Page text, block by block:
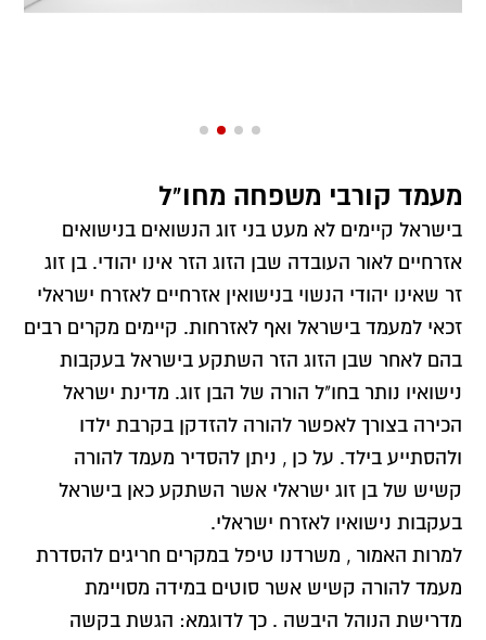
מעמד קורבי משפחה מחו"ל
בישראל קיימים לא מעט בני זוג הנשואים בנישואים
אזרחיים לאור העובדה שבן הזוג הזר אינו יהודי. בן זוג
זר שאינו יהודי הנשוי בנישואין אזרחיים לאזרח ישראלי
זכאי למעמד בישראל ואף לאזרחות. קיימים מקרים רבים
בהם לאחר שבן הזוג הזר השתקע בישראל בעקבות
נישואיו נותר בחו"ל הורה של הבן זוג. מדינת ישראל
הכירה בצורך לאפשר להורה להזדקן בקרבת ילדו
ולהסתייע בילד. על כן , ניתן להסדיר מעמד להורה
קשיש של בן זוג ישראלי אשר השתקע כאן בישראל
בעקבות נישואיו לאזרח ישראלי.
למרות האמור , משרדנו טיפל במקרים חריגים להסדרת
מעמד להורה קשיש אשר סוטים במידה מסויימת
מדרישת הנוהל היבשה . כך לדוגמא: הגשת בקשה